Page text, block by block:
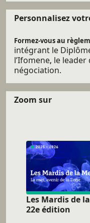
Personnalisez
Formez-vous au
intégrant le
l’Ifomene, le leader
négociation.
Zoom sur
Les Mardis de
22e édition